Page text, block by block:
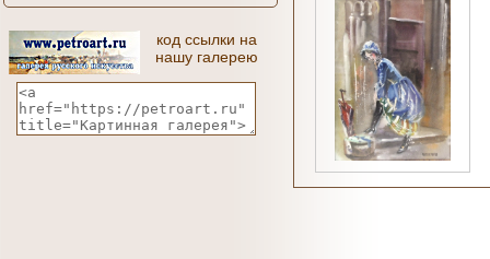
код ссылки на
нашу галерею